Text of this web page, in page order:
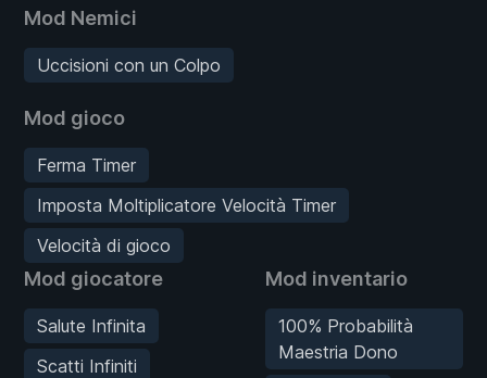
Mod Nemici
Uccisioni con un Colpo
Mod gioco
Ferma Timer
Imposta Moltiplicatore Velocità Timer
Velocità di gioco
Mod giocatore
Salute Infinita
Scatti Infiniti
Mod inventario
100% Probabilità
Maestria Dono